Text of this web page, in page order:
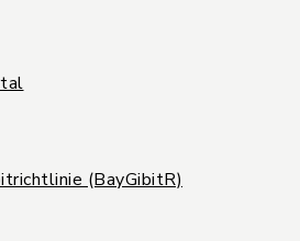
(BayGibitR)